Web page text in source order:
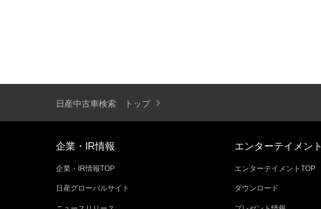
日産中古車検索 トップ
企業・IR情報
企業・IR情報TOP
日産グローバルサイト
エンターテイメント
エンターテイメントTOP
ダウンロード